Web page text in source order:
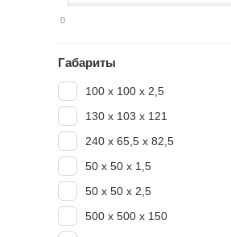
0
Габариты
100 х 100 х 2,5
130 x 103 x 121
240 х 65,5 х 82,5
50 х 50 х 1,5
50 х 50 х 2,5
500 х 500 х 150